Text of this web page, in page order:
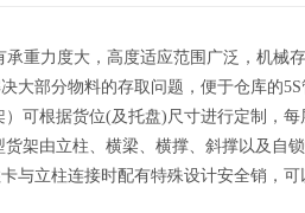
塑料托盘
重力度大，高度适应范围广泛，机械
大部分物料的存取问题，便于仓库的
可根据货位(及托盘)尺寸进行定制，
架由立柱、横梁、横撑、斜撑以及自
与立柱连接时配有特殊设计安全销，可